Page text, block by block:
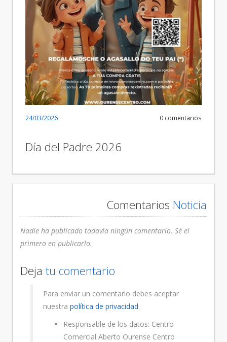
24/03/2026 0 comentarios
Día del Padre 2026
Comentarios Noticia
Nadie ha publicado todavía ningún comentario. Sé el
primero en publicarlo.
Deja tu comentario
Para enviar un comentario debes aceptar
nuestra política de privacidad.
Responsable de los datos: Centro
Comercial Aberto Ourense Centro